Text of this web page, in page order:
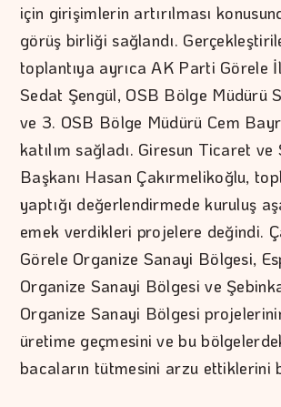
için girişimlerin artırılması
görüş birliği sağlandı.
toplantıya ayrıca AK Parti Görele
Sedat Şengül, OSB Bölge Müdürü
ve 3. OSB Bölge Müdürü Cem
katılım sağladı. Giresun Ticaret ve
Başkanı Hasan Çakırmelikoğlu,
yaptığı değerlendirmede kuruluş
emek verdikleri projelere değindi.
Görele Organize Sanayi Bölgesi,
Organize Sanayi Bölgesi ve
Organize Sanayi Bölgesi
üretime geçmesini ve bu
bacaların tütmesini arzu ettiklerini